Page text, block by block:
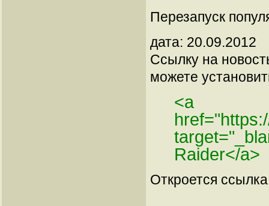
Перезапуск
дата: 20.09.2012
Ссылку на
можете
<a
Raider</a>
Откроется